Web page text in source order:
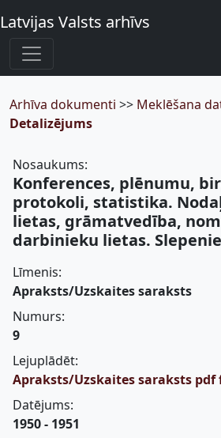
Latvijas Valsts arhīvs
Arhīva dokumenti >> Meklēšana
Detalizējums
Nosaukums:
Konferences, plēnumu,
protokoli, statistika.
lietas, grāmatvedība,
darbinieku lietas.
Līmenis:
Apraksts/Uzskaites saraksts
Numurs:
9
Lejuplādēt:
Apraksts/Uzskaites saraksts
Datējums:
1950 - 1951